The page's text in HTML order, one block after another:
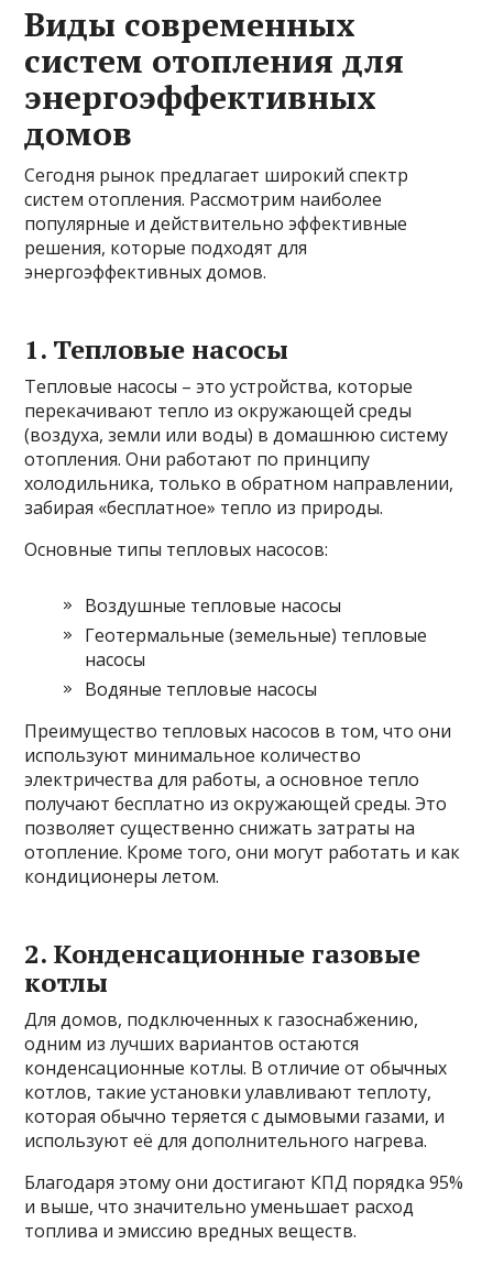
Виды современных
систем отопления для
энергоэффективных
домов
Сегодня рынок предлагает широкий спектр
систем отопления. Рассмотрим наиболее
популярные и действительно эффективные
решения, которые подходят для
энергоэффективных домов.
1. Тепловые насосы
Тепловые насосы – это устройства, которые
перекачивают тепло из окружающей среды
(воздуха, земли или воды) в домашнюю систему
отопления. Они работают по принципу
холодильника, только в обратном направлении,
забирая «бесплатное» тепло из природы.
Основные типы тепловых насосов:
Воздушные тепловые насосы
Геотермальные (земельные) тепловые
насосы
Водяные тепловые насосы
Преимущество тепловых насосов в том, что они
используют минимальное количество
электричества для работы, а основное тепло
получают бесплатно из окружающей среды. Это
позволяет существенно снижать затраты на
отопление. Кроме того, они могут работать и как
кондиционеры летом.
2. Конденсационные газовые
котлы
Для домов, подключенных к газоснабжению,
одним из лучших вариантов остаются
конденсационные котлы. В отличие от обычных
котлов, такие установки улавливают теплоту,
которая обычно теряется с дымовыми газами, и
используют её для дополнительного нагрева.
Благодаря этому они достигают КПД порядка 95%
и выше, что значительно уменьшает расход
топлива и эмиссию вредных веществ.